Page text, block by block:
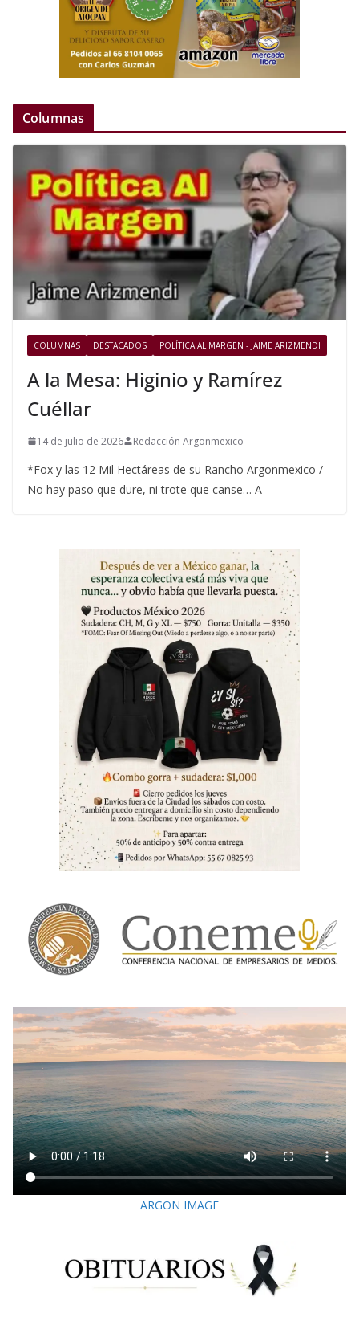
Columnas
COLUMNAS DESTACADOS POLÍTICA AL MARGEN - JAIME ARIZMENDI
A la Mesa: Higinio y Ramírez
Cuéllar
14 de julio de 2026 Redacción Argonmexico
*Fox y las 12 Mil Hectáreas de su Rancho Argonmexico /
No hay paso que dure, ni trote que canse… A
ARGON IMAGE